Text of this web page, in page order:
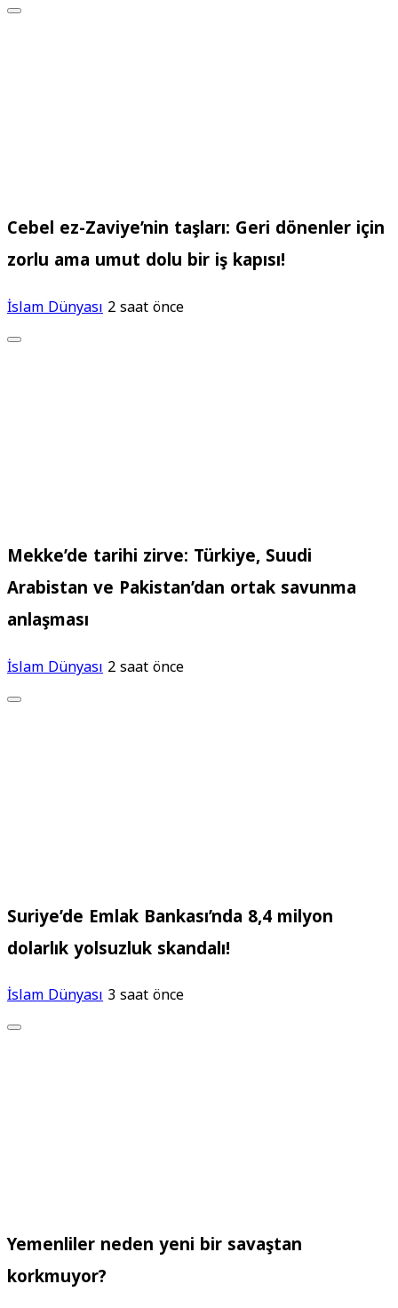
Cebel ez-Zaviye’nin taşları: Geri dönenler için
zorlu ama umut dolu bir iş kapısı!
İslam Dünyası2 saat önce
Mekke’de tarihi zirve: Türkiye, Suudi
Arabistan ve Pakistan’dan ortak savunma
anlaşması
İslam Dünyası2 saat önce
Suriye’de Emlak Bankası’nda 8,4 milyon
dolarlık yolsuzluk skandalı!
İslam Dünyası3 saat önce
Yemenliler neden yeni bir savaştan
korkmuyor?